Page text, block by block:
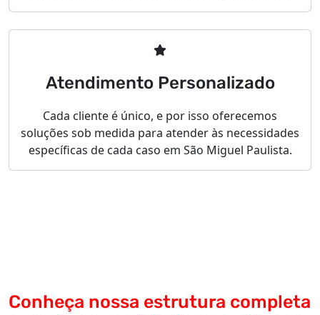
Atendimento Personalizado
Cada cliente é único, e por isso oferecemos
soluções sob medida para atender às necessidades
específicas de cada caso em São Miguel Paulista.
Conheça nossa estrutura completa